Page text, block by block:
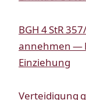
BGH 4 StR
annehmen —
Einziehung
Verteidigung